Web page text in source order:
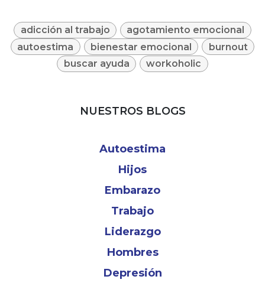
adicción al trabajo
agotamiento emocional
autoestima
bienestar emocional
burnout
buscar ayuda
workoholic
NUESTROS BLOGS
Autoestima
Hijos
Embarazo
Trabajo
Liderazgo
Hombres
Depresión